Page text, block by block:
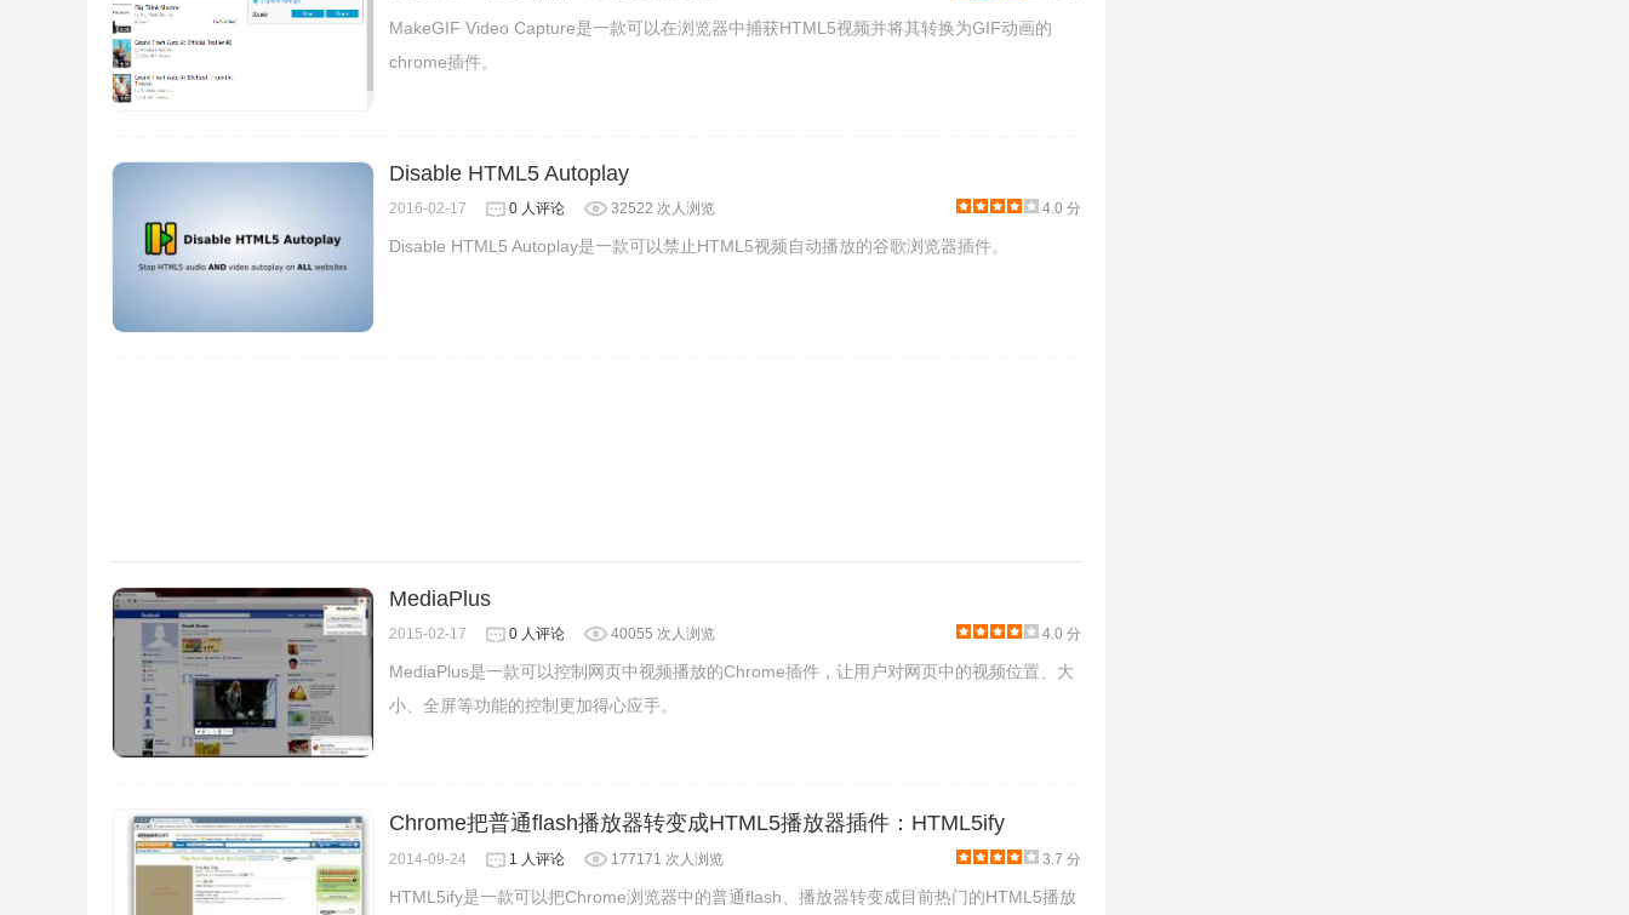
4.安装后重新整理网页，开启优酷 Youku后就会使用 HTML5播放器，整体看起来风格都和网站很搭，重点是载入
5.在播放器上点击鼠标右键，HTML5播放器可以调整视频的播放速度，例如降速、加快 1.5 倍、2 倍等等。
MakeGIF Video Capture是一款可以在浏览器中捕获HTML5视频并将其转换为GIF动画的
chrome插件。
Disable HTML5 Autoplay
2016-02-17 0 人评论 32522 次人浏览 4.0 分
Disable HTML5 Autoplay是一款可以禁止HTML5视频自动播放的谷歌浏览器插件。
MediaPlus
2015-02-17 0 人评论 40055 次人浏览 4.0 分
MediaPlus是一款可以控制网页中视频播放的Chrome插件，让用户对网页中的视频位置、大
小、全屏等功能的控制更加得心应手。
Chrome把普通flash播放器转变成HTML5播放器插件：HTML5ify
2014-09-24 1 人评论 177171 次人浏览 3.7 分
HTML5ify是一款可以把Chrome浏览器中的普通flash、播放器转变成目前热门的HTML5播放